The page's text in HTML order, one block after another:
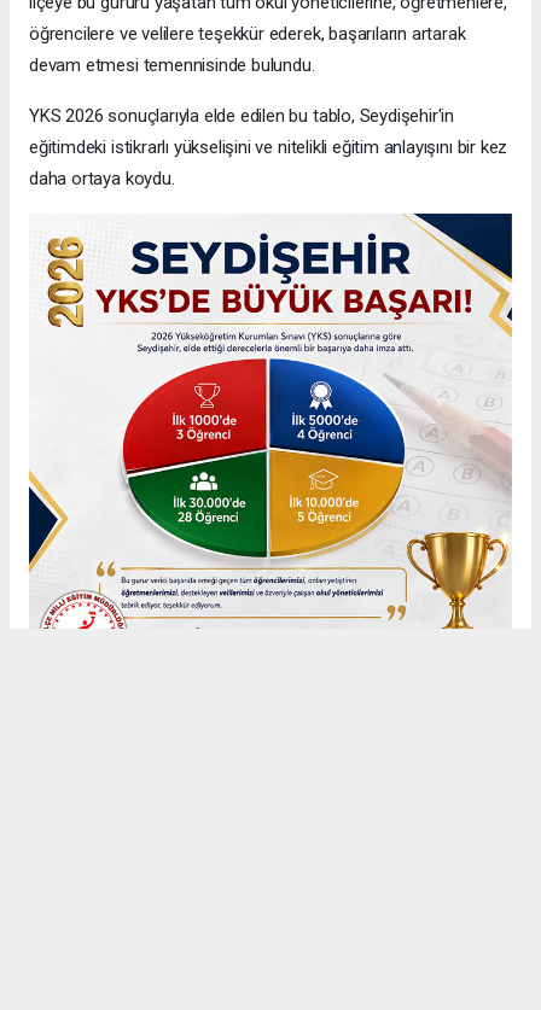
öğrencilere ve velilere teşekkür ederek, başarıların artarak
devam etmesi temennisinde bulundu.
YKS 2026 sonuçlarıyla elde edilen bu tablo, Seydişehir'in
eğitimdeki istikrarlı yükselişini ve nitelikli eğitim anlayışını bir kez
daha ortaya koydu.